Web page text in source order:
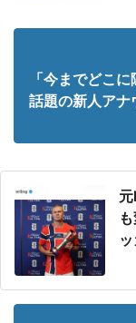
「今までどこ
話題の新人ア